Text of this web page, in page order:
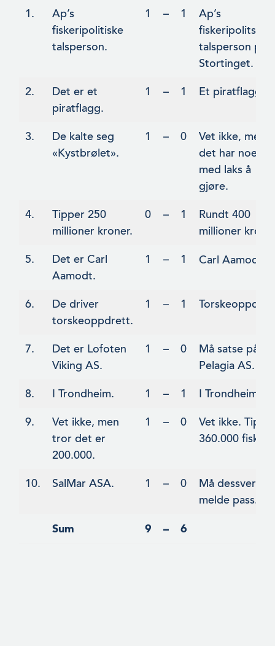
1.
Ap’s
fiskeripolitiske
talsperson.
1 – 1
Ap’s
fiskeripolitske
talsperson på
Stortinget.
2.
Det er et
piratflagg.
1 – 1 Et piratflagg.
3.
De kalte seg
«Kystbrølet».
1 – 0
Vet ikke, men
det har noe
med laks å
gjøre.
4.
Tipper 250
millioner kroner.
0 – 1
Rundt 400
millioner
5.
Det er Carl
Aamodt.
1 – 1 Carl Aamodt
6.
De driver
torskeoppdrett.
1 – 1
7.
Det er Lofoten
Viking AS.
1 – 0
Må satse på
Pelagia AS.
8. I Trondheim. 1 – 1 I Trondheim.
9.
Vet ikke, men
tror det er
200.000.
1 – 0
Vet ikke.
360.000 fisk.
10. SalMar ASA. 1 – 0
Må dessverre
melde pass.
Sum 9 – 6